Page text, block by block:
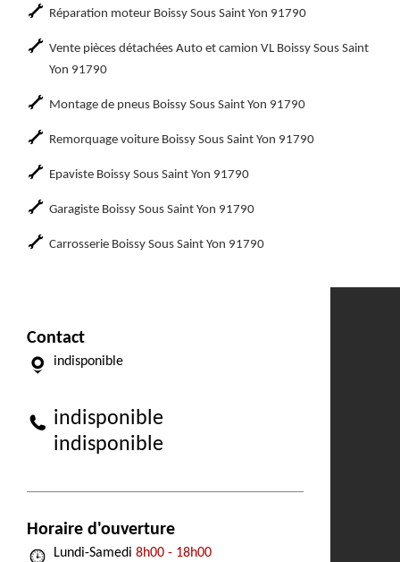
Réparation moteur Boissy Sous Saint Yon 91790
Vente pièces détachées Auto et camion VL Boissy Sous Saint
Yon 91790
Montage de pneus Boissy Sous Saint Yon 91790
Remorquage voiture Boissy Sous Saint Yon 91790
Epaviste Boissy Sous Saint Yon 91790
Garagiste Boissy Sous Saint Yon 91790
Carrosserie Boissy Sous Saint Yon 91790
Contact
indisponible
indisponible
indisponible
Horaire d'ouverture
Lundi-Samedi 8h00 - 18h00